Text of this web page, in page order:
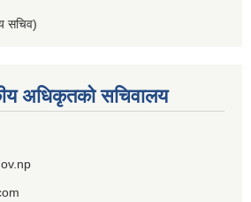
सचिव)
अधिकृतको सचिवालय